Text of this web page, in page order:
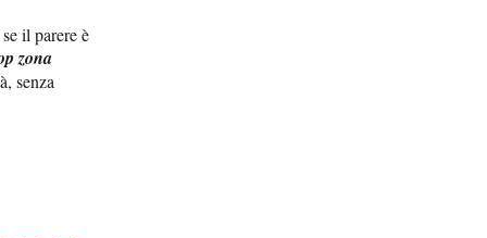
il parere è
zona
senza